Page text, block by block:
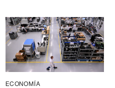
ECONOMÍA